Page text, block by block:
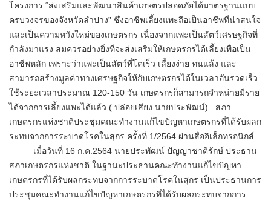
โครงการ “ส่งเสริมและพัฒนาสินค้าเกษตรปลอดภัยได้มาตรฐานแบบ
ครบวงจรของจังหวัดลำปาง” ซึ่งอาชีพเลี้ยงแพะถือเป็นอาชีพที่น่าสนใจ
และเป็นความหวังใหม่ของเกษตรกร เนื่องจากแพะเป็นสัตว์เศรษฐกิจที่
กำลังมาแรง สมควรอย่างยิ่งที่จะส่งเสริมให้เกษตรกรได้เลี้ยงเพื่อเป็น
อาชีพหลัก เพราะว่าแพะเป็นสัตว์ที่โตเร็ว เลี้ยงง่าย ทนแล้ง และ
สามารถสร้างมูลค่าทางเศรษฐกิจให้กับเกษตรกรได้ในเวลาอันรวดเร็ว
ใช้ระยะเวลาประมาณ 120-150 วัน เกษตรกรก็สามารถจำหน่ายมีราย
ได้จากการเลี้ยงแพะได้แล้ว ( ปล่อยเสียง นายประพัฒน์) สภา
เกษตรกรแห่งชาติประชุมคณะทำงานแก้ไขปัญหาเกษตรกรที่ได้รับผลก
ระทบจากการระบาดโรคในสุกร ครั้งที่ 1/2564 ผ่านสื่ออิเล็กทรอนิกส์
เมื่อวันที่ 16 ก.ค.2564 นายประพัฒน์ ปัญญาชาติรักษ์ ประธาน
สภาเกษตรกรแห่งชาติ ในฐานะประธานคณะทำงานแก้ไขปัญหา
เกษตรกรที่ได้รับผลกระทบจากการระบาดโรคในสุกร เป็นประธานการ
ประชุมคณะทำงานแก้ไขปัญหาเกษตรกรที่ได้รับผลกระทบจากการ